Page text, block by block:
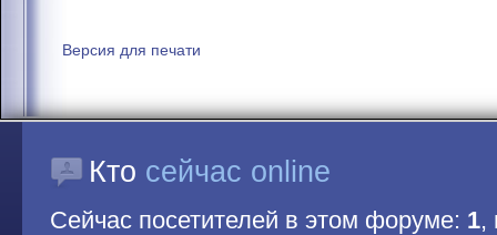
Версия для печати
Кто сейчас online
Сейчас посетителей в этом форуме: 1,